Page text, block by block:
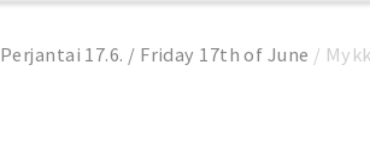
Perjantai 17.6. / Friday 17th of June /